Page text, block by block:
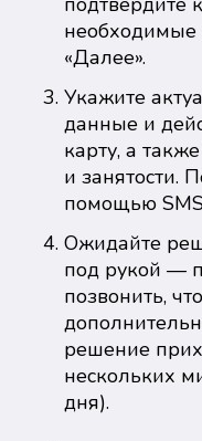
необходимые
«Далее».
Укажите
данные и
карту, а
и занятости.
помощью
Ожидайте
под рукой —
позвонить,
решение
нескольких
дня).